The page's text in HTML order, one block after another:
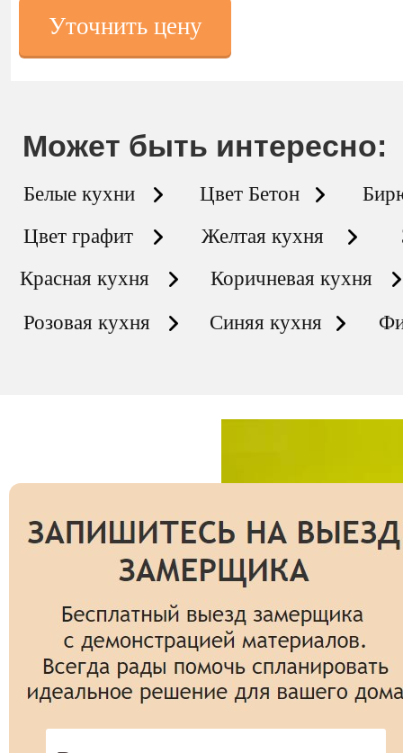
Красная кухня
Синяя кухня
Коричневая кухня
Белые кухни
Розовая кухня
Цвет графит
Цвет Бетон
Может быть интересно:
Желтая кухня
Уточнить цену